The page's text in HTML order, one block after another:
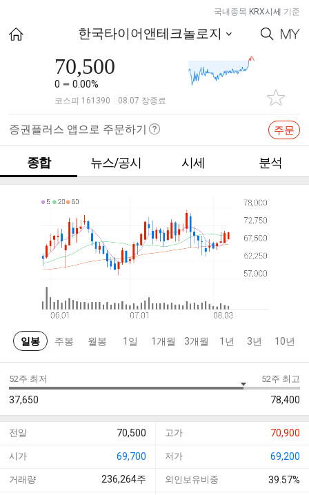
국내종목 KRX시세 기준
한국타이어앤테크놀로지
70,500
0 0.00%
코스피 161390 08.07 장종료
증권플러스 앱으로 주문하기 주문
종합 뉴스/공시 시세 분석
일봉 주봉 월봉 1일 1개월 3개월 1년 3년 10년
52주 최저
37,650
52주 최고
78,400
전일 70,500 고가 70,900
시가 69,700 저가 69,200
거래량 236,264주 외인보유비중 39.57%